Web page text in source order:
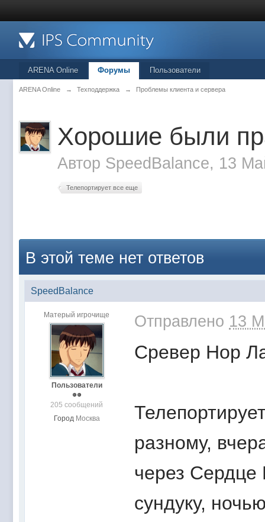
ARENA Online Форумы Пользователи
ARENA Online → Техподдержка → Проблемы клиента и сервера
Хорошие были
Автор SpeedBalance, 13
Телепортирует все еще
В этой теме нет ответов
SpeedBalance
Матерый игрочище
Пользователи
205 сообщений
Город Москва
Отправлено 13
Сревер Нор
разному,
через Сердце
сундуку,